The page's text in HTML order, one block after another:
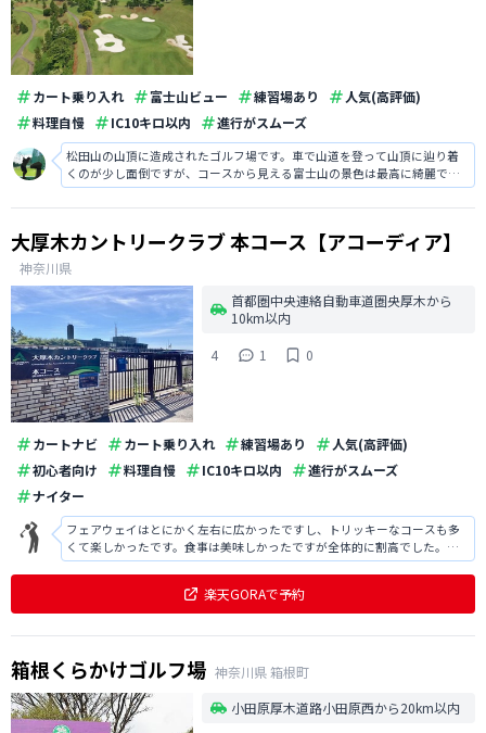
カート乗り入れ 富士山ビュー 練習場あり
人気(高評価)
料理自慢
IC10キロ以内 進行がスムーズ
松田山の山頂に造成されたゴルフ場です。車で山道を登って山頂に辿り着
くのが少し面倒ですが、コースから見える富士山の景色は最高に綺麗で
す。ゴルフ場のホームページから各ホールの空撮動画が見れますのでプレ
ー前の参考になります。
大厚木カントリークラブ 本コース【アコーディア】
神奈川県
首都圏中央連絡自動車道圏央厚木から
10km以内
4
1 0
カートナビ カート乗り入れ 練習場あり
人気(高評価)
初心者向け
料理自慢 IC10キロ以内
進行がスムーズ
ナイター
フェアウェイはとにかく左右に広かったですし、トリッキーなコースも多
くて楽しかったです。食事は美味しかったですが全体的に割高でした。ま
た、グリーンはボールマークがかなり残っていたりしたので気になりまし
楽天GORAで予約
箱根くらかけゴルフ場 神奈川県 箱根町
小田原厚木道路小田原西から20km以内